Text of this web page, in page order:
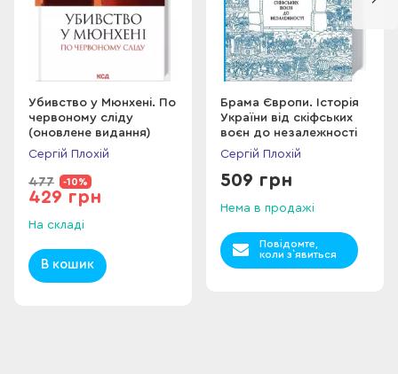
Через розповіді про ці шість жахливих інцидентів Плохій
досліджує ризики ядерної енергетики, як у військових, так і
в мирних цілях, водночас пропонуючи яскравий опис того,
як окремі особи та уряди приймають рішення за
надзвичайних обставин. Сьогодні в усьому світі працює 440
ядерних реакторів, причому атомна енергетика забезпечує
10 відсотків світової електроенергії. Проте, оскільки світ
прагне зменшити викиди вуглецю для боротьби зі зміною
клімату, виникає питання: наскільки безпечна ядерна
енергетика?
Убивство у Мюнхені. По
червоному сліду
(оновлене видання)
Сергій Плохій
477 -10%
429 грн
На складі
В кошик
Брама Європи. Історія
України від скіфських
воєн до незалежності
Сергій Плохій
509 грн
Нема в продажі
Повідомте,
коли з`явиться